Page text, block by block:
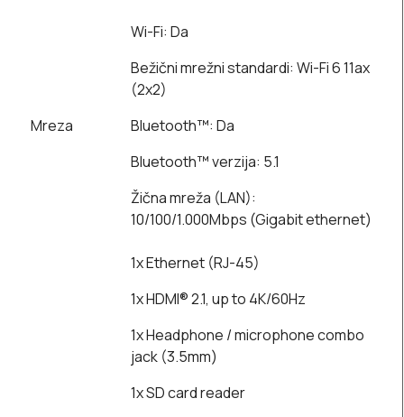
Mreza
Wi-Fi: Da
Bežični mrežni standardi: Wi-Fi 6 11ax
(2x2)
Bluetooth™: Da
Bluetooth™ verzija: 5.1
Žična mreža (LAN):
10/100/1.000Mbps (Gigabit ethernet)
1x Ethernet (RJ-45)
1x HDMI® 2.1, up to 4K/60Hz
1x Headphone / microphone combo
jack (3.5mm)
1x SD card reader